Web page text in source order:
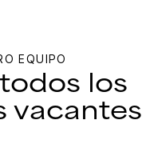
EQUIPO
los
vacantes